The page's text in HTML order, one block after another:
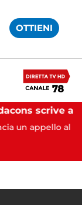
OTTIENI
Paestum, Codacons scrive al ministro Giuli: "Rilanciare scavi dell'Anfiteatro nell'area archeologica"
un appello al